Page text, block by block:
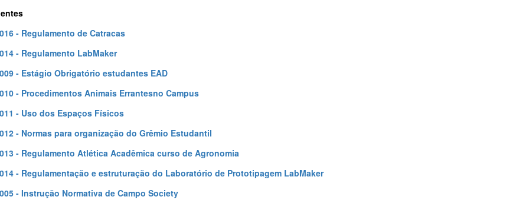
- Regulamento de Catracas
- Regulamento LabMaker
- Estágio Obrigatório estudantes EAD
- Procedimentos Animais Errantesno Campus
- Uso dos Espaços Físicos
- Normas para organização do Grêmio Estudantil
- Regulamento Atlética Acadêmica curso de Agronomia
- Regulamentação e estruturação do Laboratório de Prototipagem LabMaker
- Instrução Normativa de Campo Society